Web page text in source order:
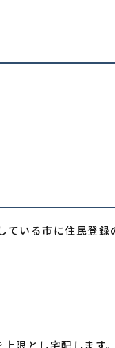
ている市に住民登録
限とし宅配します。